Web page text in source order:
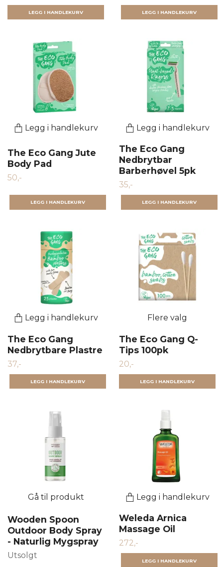
LEGG I HANDLEKURV
Legg i handlekurv
The Eco Gang Jute
Body Pad
50,-
Legg i handlekurv
The Eco Gang
Nedbrytbar
Barberhøvel 5pk
35,-
Legg i handlekurv
The Eco Gang
Nedbrytbare Plastre
37,-
Flere valg
The Eco Gang Q-
Tips 100pk
20,-
LEGG I HANDLEKURV
Gå til produkt
Wooden Spoon
Outdoor Body Spray
- Naturlig Mygspray
Utsolgt
Legg i handlekurv
Weleda Arnica
Massage Oil
272,-